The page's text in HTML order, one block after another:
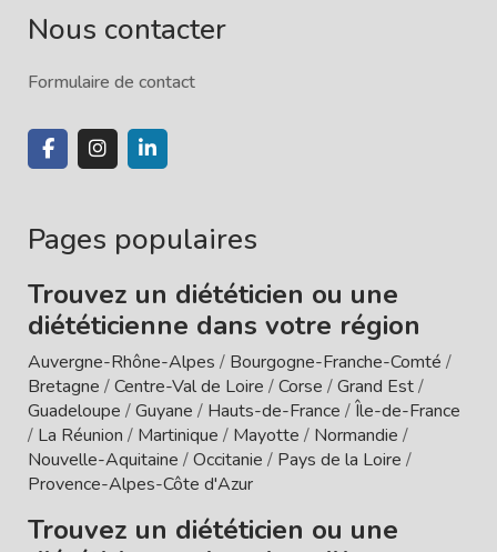
Nous contacter
Formulaire de contact
Pages populaires
Trouvez un diététicien ou une
diététicienne dans votre région
Auvergne-Rhône-Alpes / Bourgogne-Franche-Comté /
Bretagne /Centre-Val de Loire /Corse /Grand Est/
Guadeloupe /Guyane / Hauts-de-France /Île-de-France
/ La Réunion / Martinique / Mayotte / Normandie /
Nouvelle-Aquitaine /Occitanie / Pays de la Loire /
Provence-Alpes-Côte d'Azur
Trouvez un diététicien ou une